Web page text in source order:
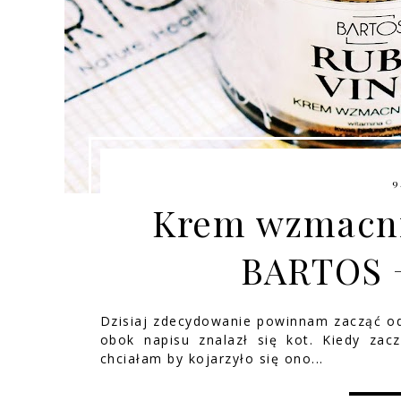
Krem
Dzisiaj zdecydowanie powinnam zacząć
obok napisu znalazł się kot. Kiedy
chciałam by kojarzyło się ono...